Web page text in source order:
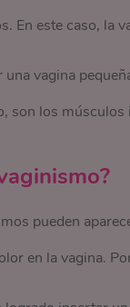
En este caso, la
una vagina
son los
pueden
en la vagina.